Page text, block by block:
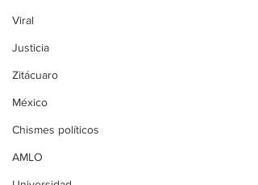
Viral
Justicia
Zitácuaro
México
Chismes políticos
AMLO